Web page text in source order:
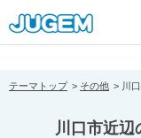
[pear_error:
prefix="" info=""]
テーマトップ その他 川
川口市近辺